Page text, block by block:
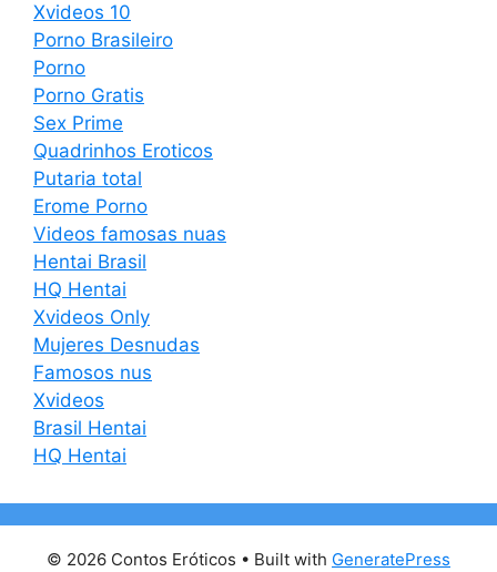
Xvideos 10
Porno Brasileiro
Porno
Porno Gratis
Sex Prime
Quadrinhos Eroticos
Putaria total
Erome Porno
Videos famosas nuas
Hentai Brasil
HQ Hentai
Xvideos Only
Mujeres Desnudas
Famosos nus
Xvideos
Brasil Hentai
HQ Hentai
© 2026 Contos Eróticos • Built with GeneratePress